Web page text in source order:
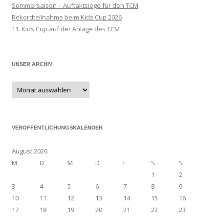
Sommersaison – Auftaktsiege für den TCM
Rekordteilnahme beim Kids Cup 2026
11. Kids Cup auf der Anlage des TCM
UNSER ARCHIV
Unser
Archiv
VERÖFFENTLICHUNGSKALENDER
August 2026
M
D M D F S
S
1
2
3
4 5 6 7 8
9
10
11 12 13 14 15
16
17
18 19 20 21 22
23